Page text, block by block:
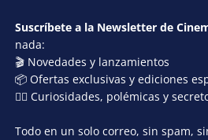
Suscríbete a la Newsletter de
nada:
🎬 Novedades y lanzamientos
📦 Ofertas exclusivas y ediciones
🕵️‍♂️ Curiosidades, polémicas y
Todo en un solo correo, sin spam,